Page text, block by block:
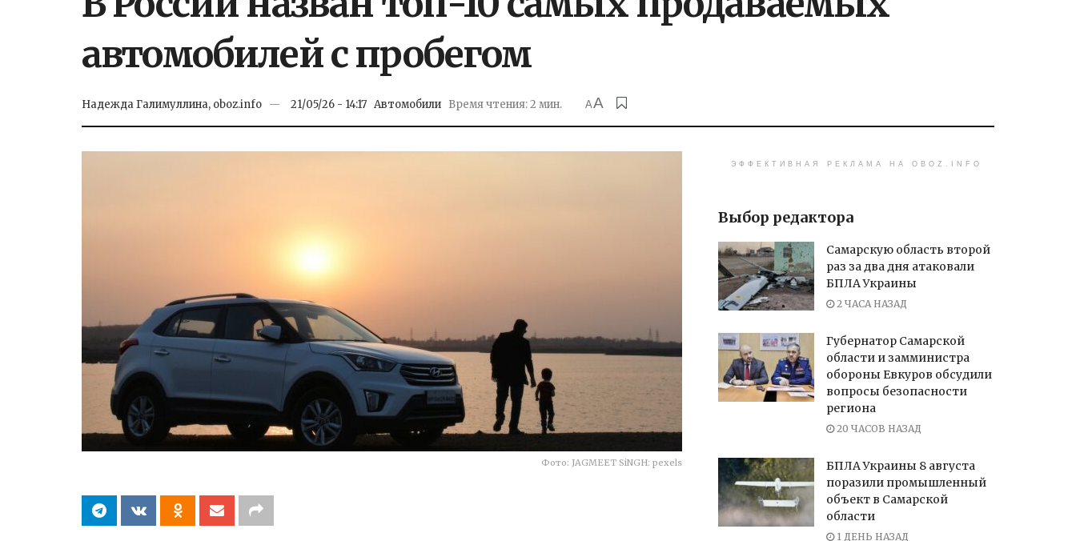
автомобилей с пробегом
Надежда Галимуллина, oboz.info 21/05/26 - 14:17 Автомобили Время чтения: 2 мин. AA
Фото: JAGMEET SiNGH: pexels
ЭФФЕКТИВНАЯ РЕКЛАМА НА OBOZ.INFO
Выбор редактора
Самарскую область второй
раз за два дня атаковали
БПЛА Украины
2 ЧАСА НАЗАД
Губернатор Самарской
области и замминистра
обороны Евкуров обсудили
вопросы безопасности
региона
20 ЧАСОВ НАЗАД
БПЛА Украины 8 августа
поразили промышленный
объект в Самарской
области
1 ДЕНЬ НАЗАД